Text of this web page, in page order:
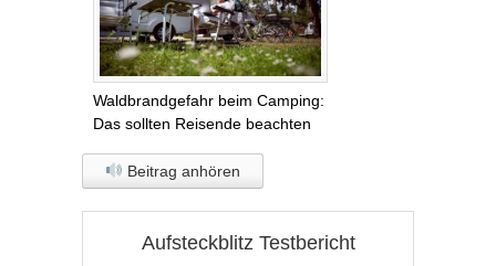
Waldbrandgefahr beim Camping:
Das sollten Reisende beachten
Beitrag anhören
Aufsteckblitz Testbericht